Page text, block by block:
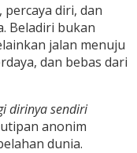
diri, dan
Beladiri bukan
jalan menuju
dan bebas dari
dirinya sendiri
anonim
dunia.